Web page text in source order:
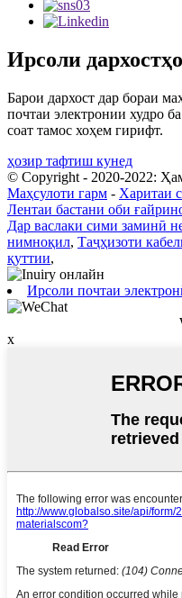
Ирсоли дархостҳо
Барои дархост дар бораи
почтаи электронии худро
соат тамос хоҳем гирифт.
ҳозир тафтиш кунед
© Copyright - 2020-2022:
Маҳсулоти гарм - Харитаи
Лентаи бастани оби
Дар васлаки сими заминӣ
нимноқил, Таҷҳизоти
қуттии,
Ирсоли почтаи
x